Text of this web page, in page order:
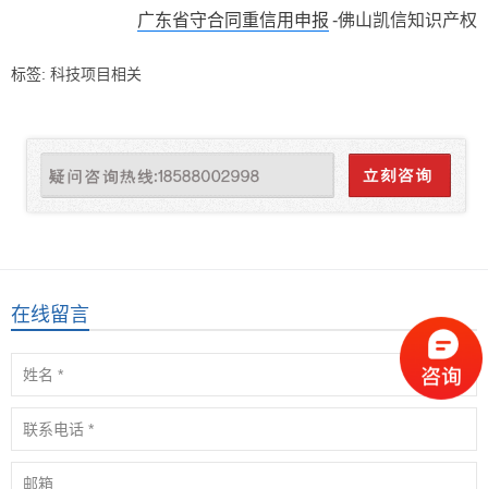
广东省守合同重信用申报 -佛山凯信知识产权
标签: 科技项目相关
在线留言